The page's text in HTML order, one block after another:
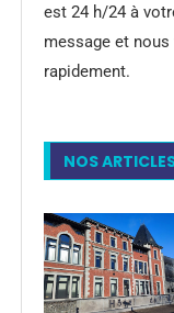
est 24 h/24 à
message et
rapidement.
NOS